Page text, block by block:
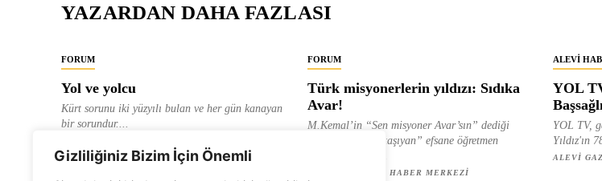
Gizliliğiniz Bizim İçin Önemli
YAZARDAN DAHA FAZLASI
FORUM
Yol ve yolcu
Kürt sorunu iki yüzyılı bulan ve her gün kanayan
bir sorundur....
FORUM
Türk misyonerlerin yıldızı: Sıdıka
Avar!
M.Kemal’in “Sen misyoner Avar’sın” dediği
ve “dağlara ışık taşıyan” efsane öğretmen
ALEVI GAZETESI HABER MERKEZI
ALEVI
YOL
YOL TV,
Yıldız'ın
ALEVI